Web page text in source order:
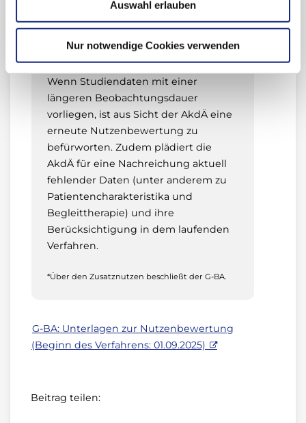
Auswahl erlauben
Nur notwendige Cookies verwenden
Blutungen sowie die Belastungen des
und MRT-Kontrollen.
Wenn Studiendaten mit einer
längeren Beobachtungsdauer
vorliegen, ist aus Sicht der AkdÄ eine
erneute Nutzenbewertung zu
befürworten. Zudem plädiert die
AkdÄ für eine Nachreichung aktuell
fehlender Daten (unter anderem zu
Patientencharakteristika und
Begleittherapie) und ihre
Berücksichtigung in dem laufenden
Verfahren.
*Über den Zusatznutzen beschließt der G-BA.
G-BA: Unterlagen zur Nutzenbewertung
(Beginn des Verfahrens: 01.09.2025)
Beitrag teilen: